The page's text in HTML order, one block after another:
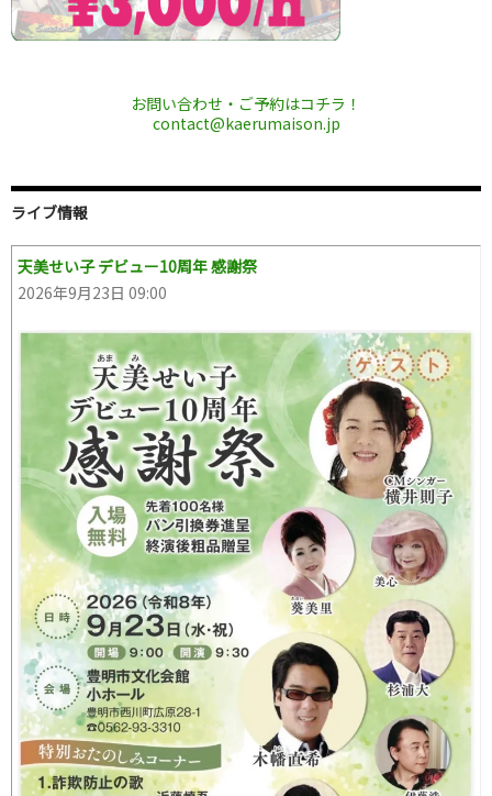
お問い合わせ・ご予約はコチラ！
contact@kaerumaison.jp
ライブ情報
天美せい子 デビュー10周年 感謝祭
2026年9月23日 09:00